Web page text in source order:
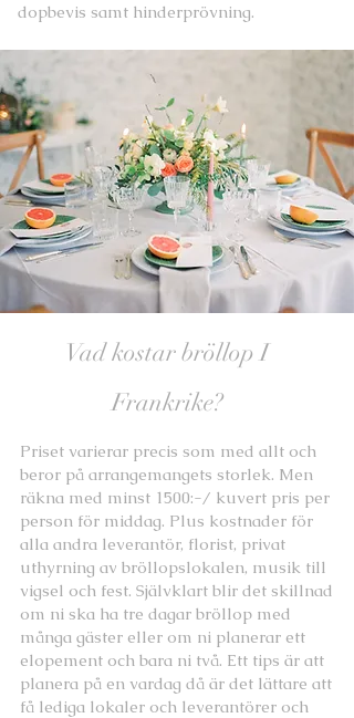
dopbevis samt hinderprövning.
Vad kostar bröllop I
Frankrike?
Priset varierar precis som med allt och
beror på arrangemangets storlek. Men
räkna med minst 1500:-/ kuvert pris per
person för middag. Plus kostnader för
alla andra leverantör, florist, privat
uthyrning av bröllopslokalen, musik till
vigsel och fest. Självklart blir det skillnad
om ni ska ha tre dagar bröllop med
många gäster eller om ni planerar ett
elopement och bara ni två. Ett tips är att
planera på en vardag då är det lättare att
få lediga lokaler och leverantörer och